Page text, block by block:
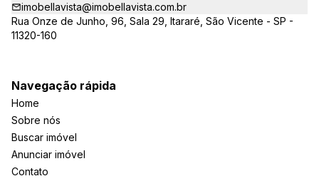
imobellavista@imobellavista.com.br
Rua Onze de Junho, 96, Sala 29, Itararé, São Vicente - SP -
11320-160
Navegação rápida
Home
Sobre nós
Buscar imóvel
Anunciar imóvel
Contato